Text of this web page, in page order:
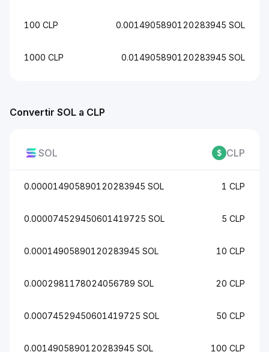
Convertir SOL a CLP
SOL CLP
0.000014905890120283945 SOL 1 CLP
0.000074529450601419725 SOL 5 CLP
0.00014905890120283945 SOL 10 CLP
0.0002981178024056789 SOL 20 CLP
0.00074529450601419725 SOL 50 CLP
0.0014905890120283945 SOL 100 CLP
100 CLP 0.0014905890120283945 SOL
1000 CLP 0.014905890120283945 SOL